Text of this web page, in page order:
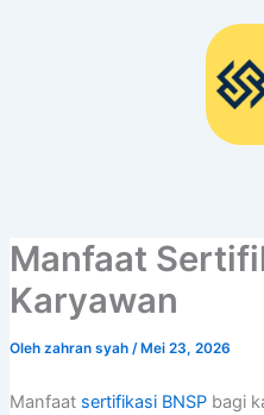
Manfaat
Karyawan
Oleh zahran syah / Mei 23, 2026
Manfaat sertifikasi BNSPbagi